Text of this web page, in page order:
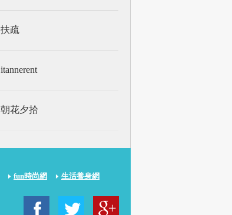
扶疏
itannerent
朝花夕拾
fun時尚網 生活養身網